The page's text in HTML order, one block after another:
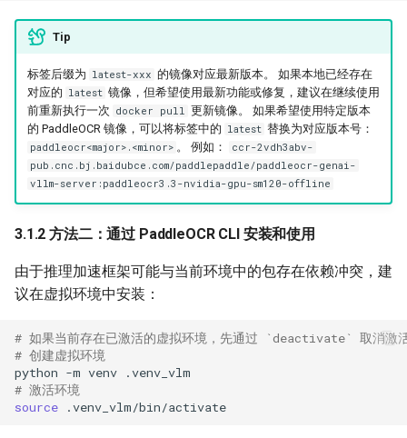
Tip
标签后缀为 latest-xxx 的镜像对应最新版本。 如果本地已经存在
对应的 latest 镜像，但希望使用最新功能或修复，建议在继续使用
前重新执行一次 docker pull
更新镜像。 如果希望使用特定版本
的 PaddleOCR 镜像，可以将标签中的 latest 替换为对应版本号：
paddleocr<major>.<minor> 。 例如：
ccr-2vdh3abv-
pub.cnc.bj.baidubce.com/paddlepaddle/paddleocr-genai-
vllm-server:paddleocr3.3-nvidia-gpu-sm120-offline
3.1.2 方法二：通过 PaddleOCR CLI 安装和使用
由于推理加速框架可能与当前环境中的包存在依赖冲突，建
议在虚拟环境中安装：
# 如果当前存在已激活的虚拟环境，先通过 `deactivate` 取消激
# 创建虚拟环境
python -m venv
# 激活环境
source